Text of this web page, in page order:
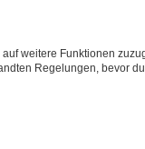
weitere Funktionen
Regelungen, bevor